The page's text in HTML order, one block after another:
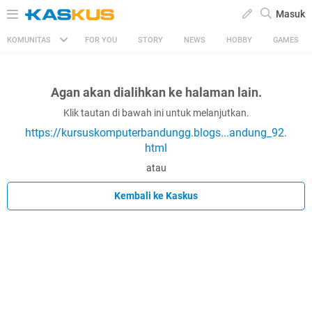
Masuk
KOMUNITAS FOR YOU STORY NEWS HOBBY GAMES
Agan akan dialihkan ke halaman lain.
Klik tautan di bawah ini untuk melanjutkan.
https://kursuskomputerbandungg.blogs...andung_92.
html
atau
Kembali ke Kaskus